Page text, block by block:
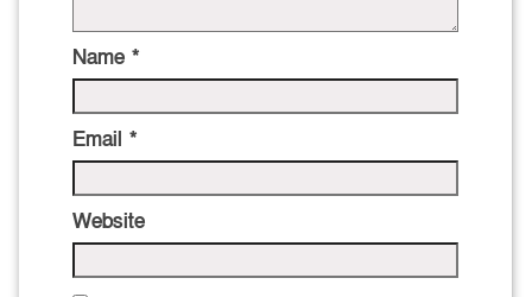
Name *
Email *
Website